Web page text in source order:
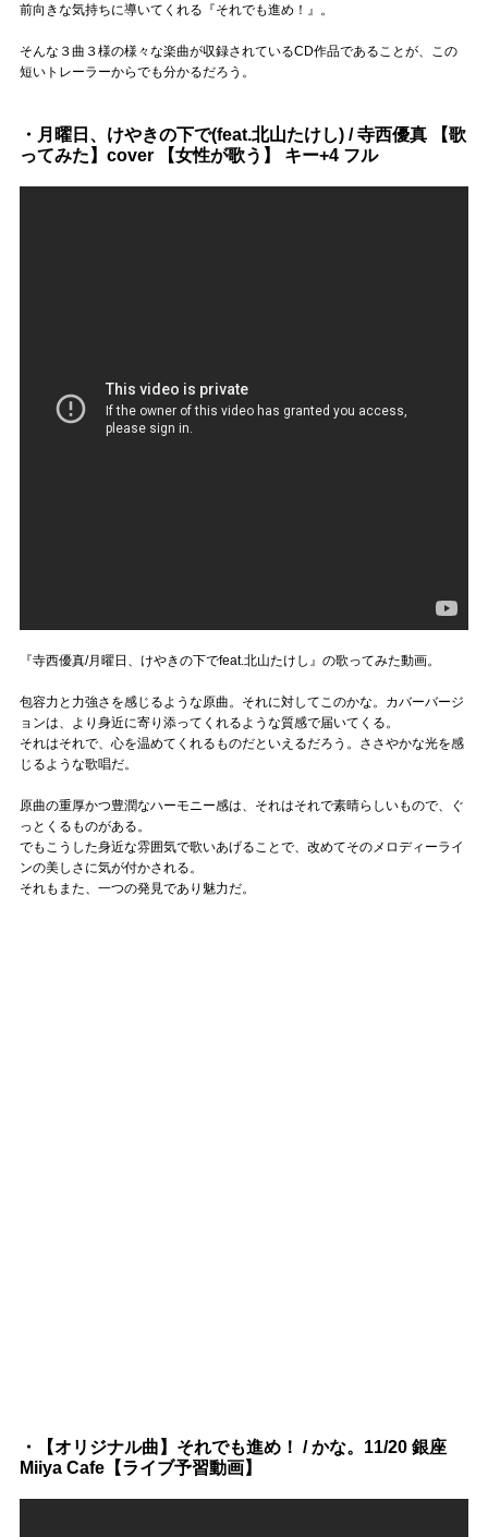
前向きな気持ちに導いてくれる『それでも進め！』。
そんな３曲３様の様々な楽曲が収録されているCD作品であることが、この
短いトレーラーからでも分かるだろう。
・月曜日、けやきの下で(feat.北山たけし) / 寺西優真 【歌
ってみた】cover 【女性が歌う】 キー+4 フル
『寺西優真/月曜日、けやきの下でfeat.北山たけし』の歌ってみた動画。
包容力と力強さを感じるような原曲。それに対してこのかな。カバーバージ
ョンは、より身近に寄り添ってくれるような質感で届いてくる。
それはそれで、心を温めてくれるものだといえるだろう。ささやかな光を感
じるような歌唱だ。
原曲の重厚かつ豊潤なハーモニー感は、それはそれで素晴らしいもので、ぐ
っとくるものがある。
でもこうした身近な雰囲気で歌いあげることで、改めてそのメロディーライ
ンの美しさに気が付かされる。
それもまた、一つの発見であり魅力だ。
・【オリジナル曲】それでも進め！ / かな。11/20 銀座
Miiya Cafe【ライブ予習動画】